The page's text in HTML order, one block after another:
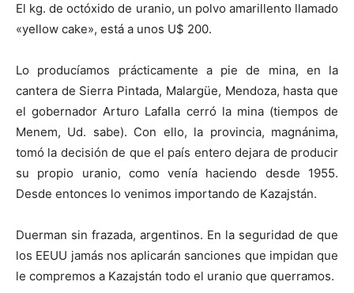
El kg. de octóxido de uranio, un polvo amarillento llamado
«yellow cake», está a unos U$ 200.
Lo producíamos prácticamente a pie de mina, en la
cantera de Sierra Pintada, Malargüe, Mendoza, hasta que
el gobernador Arturo Lafalla cerró la mina (tiempos de
Menem, Ud. sabe). Con ello, la provincia, magnánima,
tomó la decisión de que el país entero dejara de producir
su propio uranio, como venía haciendo desde 1955.
Desde entonces lo venimos importando de Kazajstán.
Duerman sin frazada, argentinos. En la seguridad de que
los EEUU jamás nos aplicarán sanciones que impidan que
le compremos a Kazajstán todo el uranio que querramos.